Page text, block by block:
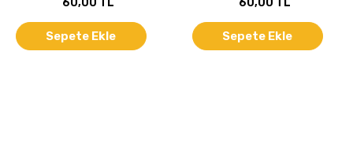
60,00 TL
Sepete Ekle
60,00 TL
Sepete Ekle